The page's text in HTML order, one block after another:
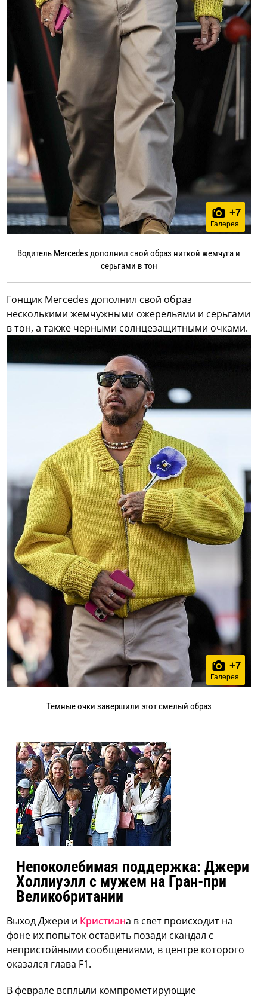
+7
Галерея
Водитель Mercedes дополнил свой образ ниткой жемчуга и
серьгами в тон
Гонщик Mercedes дополнил свой образ
несколькими жемчужными ожерельями и серьгами
в тон, а также черными солнцезащитными очками.
+7
Галерея
Темные очки завершили этот смелый образ
Непоколебимая поддержка: Джери
Холлиуэлл с мужем на Гран-при
Великобритании
Выход Джери и Кристиана в свет происходит на
фоне их попыток оставить позади скандал с
непристойными сообщениями, в центре которого
оказался глава F1.
В феврале всплыли компрометирующие